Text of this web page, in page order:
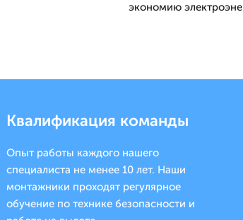
экономию
Квалификация команды
Опыт работы каждого нашего
специалиста не менее 10 лет. Наши
монтажники проходят регулярное
обучение по технике безопасности и